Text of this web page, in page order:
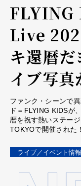
Live
キ還暦だ
イブ写真
ファンク・シーンで
ド＝FLYING KIDSが
暦を祝す熱いステー
TOKYOで開催された！
ライブ／イベント情報